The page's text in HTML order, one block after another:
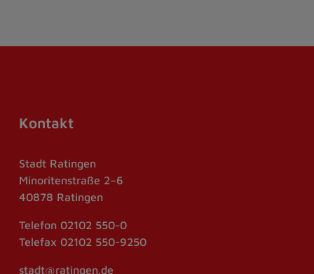
Kontakt
Stadt Ratingen
Minoritenstraße 2–6
40878 Ratingen
Telefon 02102 550-0
Telefax 02102 550-9250
stadt@ratingen.de